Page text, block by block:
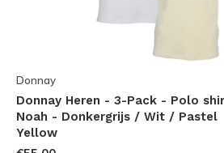
Donnay
Donnay Heren - 3-Pack - Polo
Noah - Donkergrijs / Wit / Pastel
Yellow